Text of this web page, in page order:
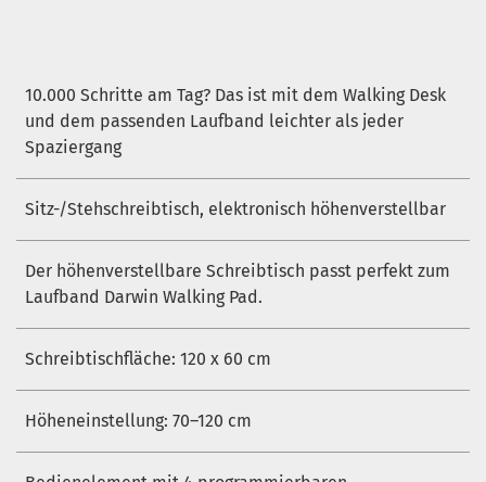
10.000 Schritte am Tag? Das ist mit dem Walking Desk
und dem passenden Laufband leichter als jeder
Spaziergang
Sitz-/Stehschreibtisch, elektronisch höhenverstellbar
Der höhenverstellbare Schreibtisch passt perfekt zum
Laufband Darwin Walking Pad.
Schreibtischfläche: 120 x 60 cm
Höheneinstellung: 70–120 cm